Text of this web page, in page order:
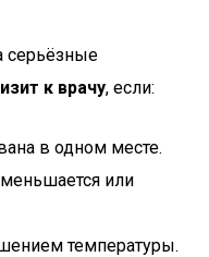
серьёзные
к врачу, если:
в одном месте.
или
температуры.